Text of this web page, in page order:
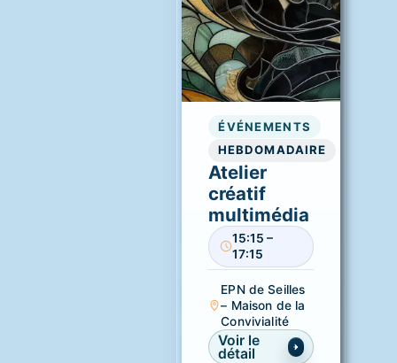
ÉVÉNEMENTS
HEBDOMADAIRE
Atelier
créatif
multimédia
15:15 –
17:15
EPN de Seilles
– Maison de la
Convivialité
Voir le
détail